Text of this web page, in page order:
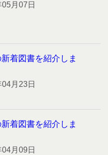
月07日
着図書を紹介しま
月23日
着図書を紹介しま
月09日